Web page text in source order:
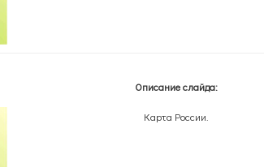
Описание слайда:
Карта России.